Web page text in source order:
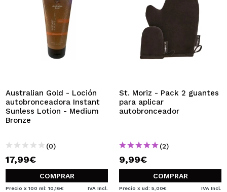
Australian Gold - Loción
autobronceadora Instant
Sunless Lotion - Medium
Bronze
(0)
17,99€
COMPRAR
Precio x 100 ml: 10,16€ IVA Incl.
St. Moriz - Pack 2 guantes
para aplicar
autobronceador
(2)
9,99€
COMPRAR
Precio x ud: 5,00€ IVA Incl.